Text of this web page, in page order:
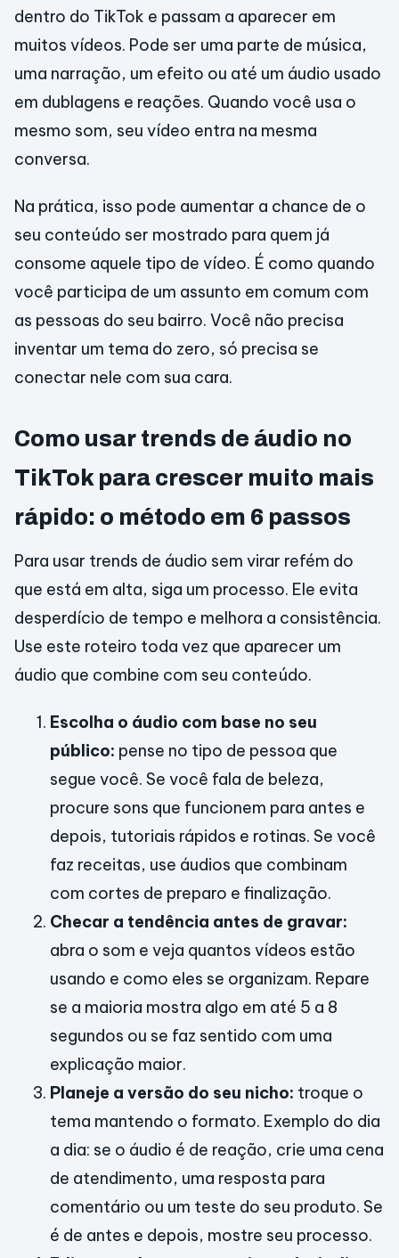
dentro do TikTok e passam a aparecer em
muitos vídeos. Pode ser uma parte de música,
uma narração, um efeito ou até um áudio usado
em dublagens e reações. Quando você usa o
mesmo som, seu vídeo entra na mesma
conversa.
Na prática, isso pode aumentar a chance de o
seu conteúdo ser mostrado para quem já
consome aquele tipo de vídeo. É como quando
você participa de um assunto em comum com
as pessoas do seu bairro. Você não precisa
inventar um tema do zero, só precisa se
conectar nele com sua cara.
Como usar trends de áudio no
TikTok para crescer muito mais
rápido: o método em 6 passos
Para usar trends de áudio sem virar refém do
que está em alta, siga um processo. Ele evita
desperdício de tempo e melhora a consistência.
Use este roteiro toda vez que aparecer um
áudio que combine com seu conteúdo.
Escolha o áudio com base no seu
público: pense no tipo de pessoa que
segue você. Se você fala de beleza,
procure sons que funcionem para antes e
depois, tutoriais rápidos e rotinas. Se você
faz receitas, use áudios que combinam
com cortes de preparo e finalização.
Checar a tendência antes de gravar:
abra o som e veja quantos vídeos estão
usando e como eles se organizam. Repare
se a maioria mostra algo em até 5 a 8
segundos ou se faz sentido com uma
explicação maior.
Planeje a versão do seu nicho: troque o
tema mantendo o formato. Exemplo do dia
a dia: se o áudio é de reação, crie uma cena
de atendimento, uma resposta para
comentário ou um teste do seu produto. Se
é de antes e depois, mostre seu processo.